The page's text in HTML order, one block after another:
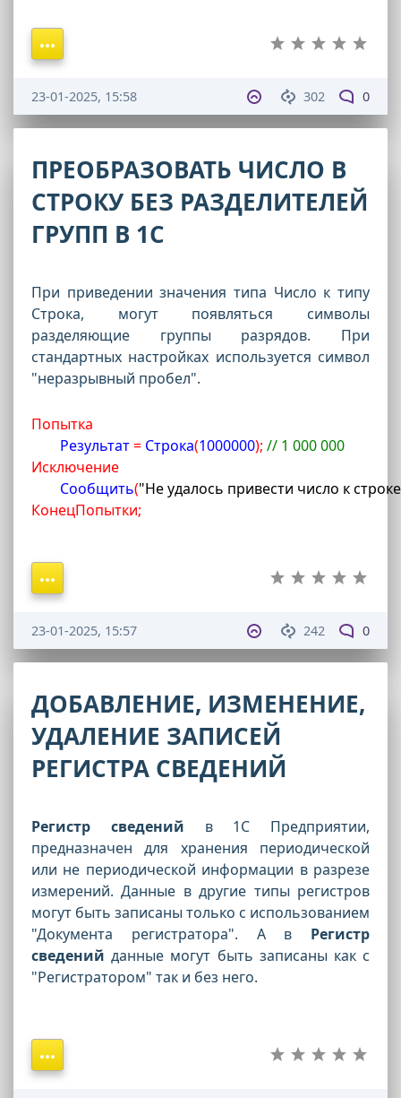
302 0
23-01-2025, 15:58
ПРЕОБРАЗОВАТЬ ЧИСЛО В
СТРОКУ БЕЗ РАЗДЕЛИТЕЛЕЙ
ГРУПП В 1С
При приведении значения типа Число к типу
Строка, могут появляться символы
разделяющие группы разрядов. При
стандартных настройках используется символ
"неразрывный пробел".
Попытка
	Результат
= Строка(1000000);
Исключение
	Сообщить
("Не удалось привести число к
КонецПопытки;
242 0
23-01-2025, 15:57
ДОБАВЛЕНИЕ, ИЗМЕНЕНИЕ,
УДАЛЕНИЕ ЗАПИСЕЙ
РЕГИСТРА СВЕДЕНИЙ
Регистр сведений в 1С Предприятии,
предназначен для хранения периодической
или не периодической информации в разрезе
измерений. Данные в другие типы регистров
могут быть записаны только с использованием
"Документа регистратора". А в Регистр
сведений данные могут быть записаны как с
"Регистратором" так и без него.